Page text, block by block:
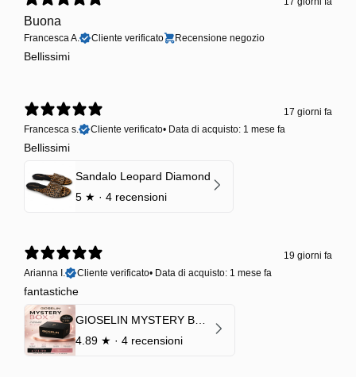
Buona
Francesca A. Cliente verificato Recensione negozio
Bellissimi
17 giorni fa
Francesca s.
Cliente verificato• Data di acquisto: 1 mese fa
Bellissimi
Sandalo Leopard Diamond
5 ★ · 4 recensioni
19 giorni fa
Arianna I.
Cliente verificato• Data di acquisto: 1 mese fa
fantastiche
4.89 ★ · 4 recensioni